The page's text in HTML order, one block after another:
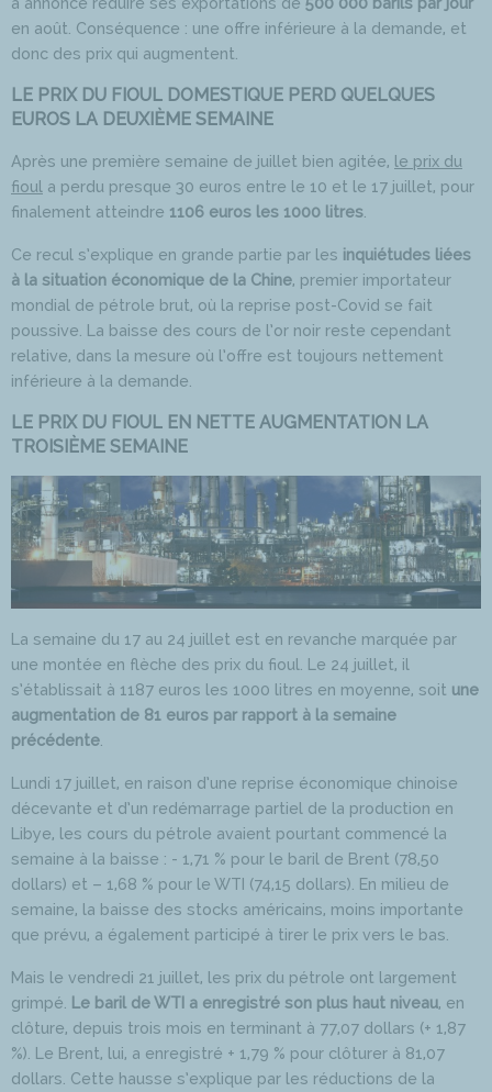
en août. Conséquence : une offre inférieure à la demande, et
donc des prix qui augmentent.
LE PRIX DU FIOUL DOMESTIQUE PERD QUELQUES
EUROS LA DEUXIÈME SEMAINE
Après une première semaine de juillet bien agitée, le prix du
fioul a perdu presque 30 euros entre le 10 et le 17 juillet, pour
finalement atteindre 1106 euros les 1000 litres
Ce recul s’explique en grande partie par les inquiétudes liées
à la situation économique de la Chine, premier importateur
mondial de pétrole brut, où la reprise post-Covid se fait
poussive. La baisse des cours de l’or noir reste cependant
relative, dans la mesure où l’offre est toujours nettement
inférieure à la demande.
LE PRIX DU FIOUL EN NETTE AUGMENTATION LA
TROISIÈME SEMAINE
La semaine du 17 au 24 juillet est en revanche marquée par
une montée en flèche des prix du fioul. Le 24 juillet, il
s’établissait à 1187 euros les 1000 litres en moyenne, soit une
augmentation de 81 euros par rapport à la semaine
précédente.
Lundi 17 juillet, en raison d’une reprise économique chinoise
décevante et d’un redémarrage partiel de la production en
Libye, les cours du pétrole avaient pourtant commencé la
semaine à la baisse : - 1,71 % pour le baril de Brent (78,50
dollars) et – 1,68 % pour le WTI (74,15 dollars). En milieu de
semaine, la baisse des stocks américains, moins importante
que prévu, a également participé à tirer le prix vers le bas.
Mais le vendredi 21 juillet, les prix du pétrole ont largement
grimpé. Le baril de WTI a enregistré son plus haut niveau, en
clôture, depuis trois mois en terminant à 77,07 dollars (+ 1,87
%). Le Brent, lui, a enregistré + 1,79 % pour clôturer à 81,07
dollars. Cette hausse s’explique par les réductions de la